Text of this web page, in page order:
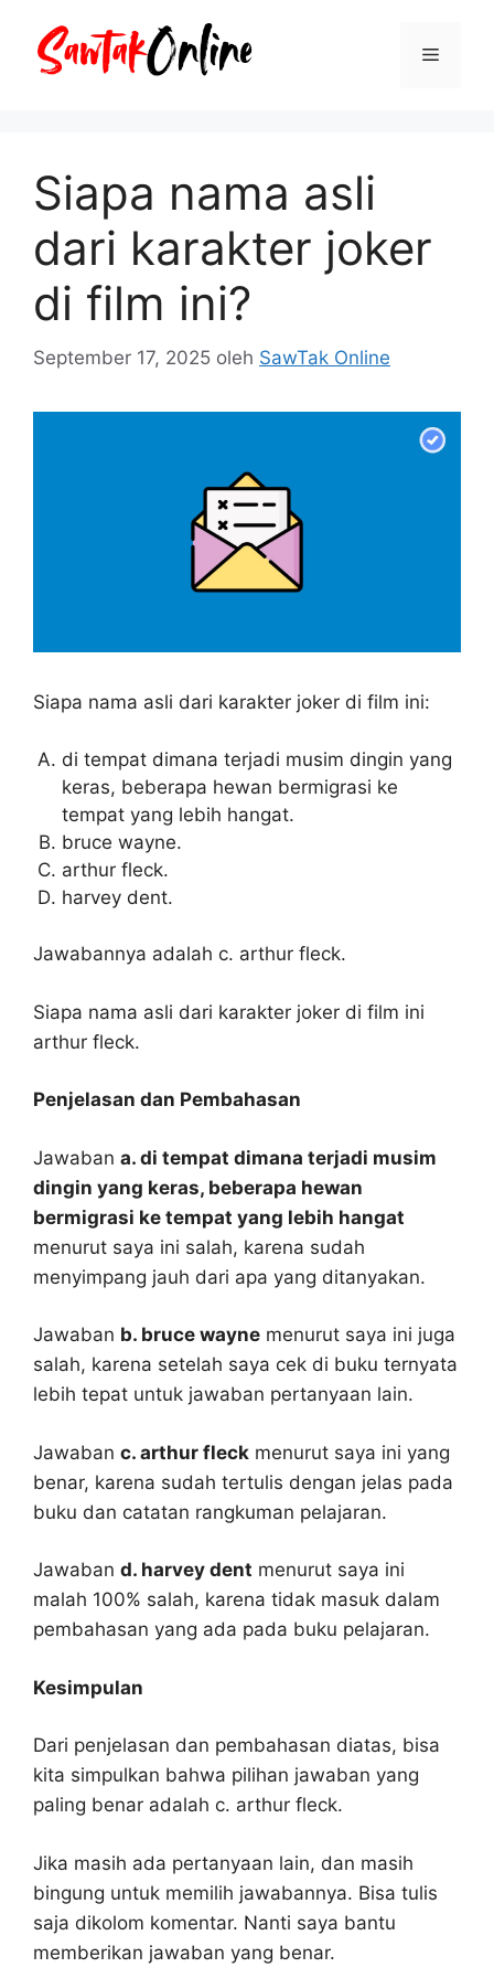
Menu
Siapa nama asli
dari karakter joker
di film ini?
September 17, 2025 oleh SawTak Online
Siapa nama asli dari karakter joker di film ini:
di tempat dimana terjadi musim dingin yang
keras, beberapa hewan bermigrasi ke
tempat yang lebih hangat.
bruce wayne.
arthur fleck.
harvey dent.
Jawabannya adalah c. arthur fleck.
Siapa nama asli dari karakter joker di film ini
arthur fleck.
Penjelasan dan Pembahasan
Jawaban a. di tempat dimana terjadi musim
dingin yang keras, beberapa hewan
bermigrasi ke tempat yang lebih hangat
menurut saya ini salah, karena sudah
menyimpang jauh dari apa yang ditanyakan.
Jawaban b. bruce wayne menurut saya ini juga
salah, karena setelah saya cek di buku ternyata
lebih tepat untuk jawaban pertanyaan lain.
Jawaban c. arthur fleck menurut saya ini yang
benar, karena sudah tertulis dengan jelas pada
buku dan catatan rangkuman pelajaran.
Jawaban d. harvey dent menurut saya ini
malah 100% salah, karena tidak masuk dalam
pembahasan yang ada pada buku pelajaran.
Kesimpulan
Dari penjelasan dan pembahasan diatas, bisa
kita simpulkan bahwa pilihan jawaban yang
paling benar adalah c. arthur fleck.
Jika masih ada pertanyaan lain, dan masih
bingung untuk memilih jawabannya. Bisa tulis
saja dikolom komentar. Nanti saya bantu
memberikan jawaban yang benar.